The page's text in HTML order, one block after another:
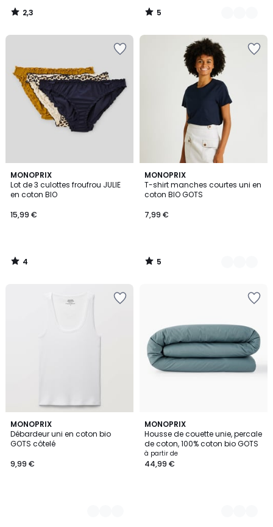
2,3
/
5
/
MONOPRIX
Lot de 3 culottes froufrou JULIE
en coton BIO
15,99 €
4
/
5
4
/
MONOPRIX
T-shirt manches courtes uni en
coton BIO GOTS
7,99 €
5
/
5
4
Couleurs
5
/
MONOPRIX
Débardeur uni en coton bio
GOTS côtelé
9,99 €
3
Couleurs
MONOPRIX
Housse de couette unie, percale
de coton, 100% coton bio GOTS
à partir de
44,99 €
4
Couleurs